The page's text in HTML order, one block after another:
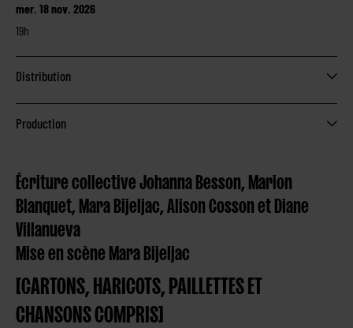
mer. 18 nov. 2026
19h
Distribution
Production
Écriture collective Johanna Besson, Marion
Blanquet, Mara Bijeljac, Alison Cosson et Diane
Villanueva
Mise en scène Mara Bijeljac
[CARTONS, HARICOTS, PAILLETTES ET
CHANSONS COMPRIS]